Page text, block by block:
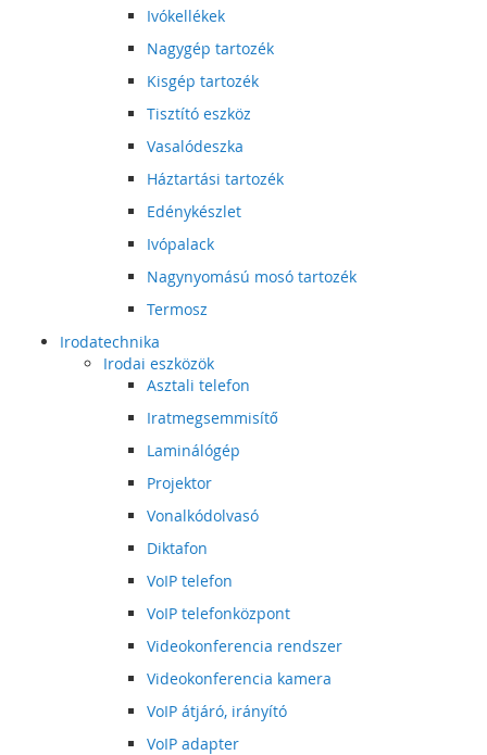
Ivókellékek
Nagygép tartozék
Kisgép tartozék
Tisztító eszköz
Vasalódeszka
Háztartási tartozék
Edénykészlet
Ivópalack
Nagynyomású mosó tartozék
Termosz
Irodatechnika
Irodai eszközök
Asztali telefon
Iratmegsemmisítő
Laminálógép
Projektor
Vonalkódolvasó
Diktafon
VoIP telefon
VoIP telefonközpont
Videokonferencia rendszer
Videokonferencia kamera
VoIP átjáró, irányító
VoIP adapter